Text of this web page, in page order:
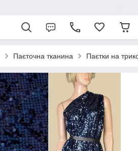
Паєточна тканина Паєтки на